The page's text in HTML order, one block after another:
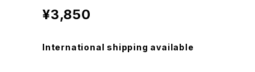
¥3,850
International shipping available